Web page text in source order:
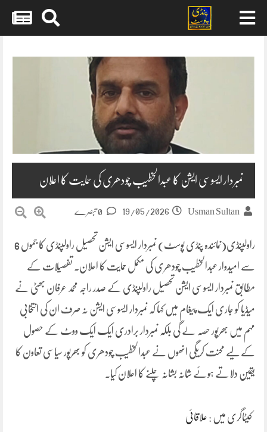
content
نمبردار ایسوسی ایشن کا عبدالخطیب چودھری کی حمایت کا اعلان
Usman Sultan
19/05/2026
راولپنڈی(نمائندہ پنڈی پوسٹ) نمبردار ایسوسی ایشن تحصیل راولپنڈی کا جموں 6
سے امیدوار عبدالخطیب چودھری کی مکمل حمایت کا اعلان. تفصیلات کے
مطابق نمبردار ایسوسی ایشن تحصیل راولپنڈی کے صدر راجہ محمد عرفان بھٹی نے
میڈیا کو جاری ایک پیغام میں کہا کہ نمبردار ایسوسی ایشن نہ صرف ان کی انتخابی
مہم میں بھرپور حصہ لے گی بلکہ نمبردار برادری ایک ایک ووٹ کے حصول
کے لیے محنت کریگی انھوں نے عبدالخطیب چودھری کو بھرپور سیاسی تعاون کا
یقین دلاتے ہوئے شانہ بشانہ چلنے کا اعلان کیا.
کیٹاگری میں : علاقائی